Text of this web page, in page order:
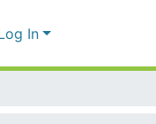
Log In